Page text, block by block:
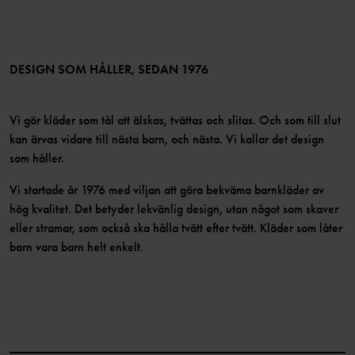
Bli medlem
DESIGN SOM HÅLLER, SEDAN 1976
Vi gör kläder som tål att älskas, tvättas och slitas. Och som till slut
kan ärvas vidare till nästa barn, och nästa. Vi kallar det design
som håller.
Vi startade år 1976 med viljan att göra bekväma barnkläder av
hög kvalitet. Det betyder lekvänlig design, utan något som skaver
eller stramar, som också ska hålla tvätt efter tvätt. Kläder som låter
barn vara barn helt enkelt.